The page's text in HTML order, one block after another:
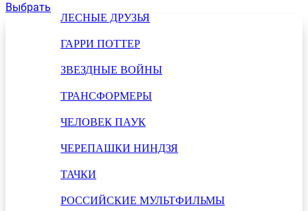
ЛЕСНЫЕ ДРУЗЬЯ
ГАРРИ ПОТТЕР
ЗВЕЗДНЫЕ ВОЙНЫ
ТРАНСФОРМЕРЫ
ЧЕЛОВЕК ПАУК
ЧЕРЕПАШКИ НИНДЗЯ
ТАЧКИ
РОССИЙСКИЕ МУЛЬТФИЛЬМЫ
Выбрать